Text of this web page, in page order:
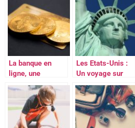
La banque en
ligne, une
alternative
intéressante pour
tous
Les Etats-Unis :
Un voyage sur
mesure